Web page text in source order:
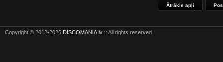
Ātrākie apļi
Copyright © 2012-2026 DISCOMANIA.lv :: All rights reserved